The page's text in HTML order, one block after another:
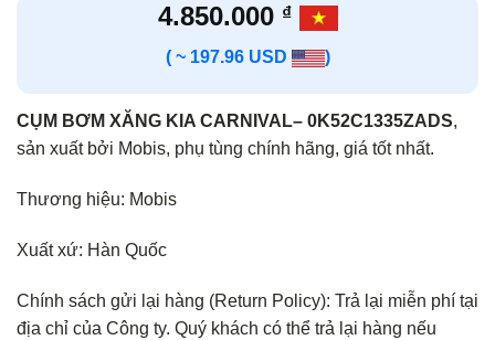
4.850.000 ₫
( ~ 197.96 USD )
CỤM BƠM XĂNG KIA CARNIVAL– 0K52C1335ZADS,
sản xuất bởi Mobis, phụ tùng chính hãng, giá tốt nhất.
Thương hiệu: Mobis
Xuất xứ: Hàn Quốc
Chính sách gửi lại hàng (Return Policy): Trả lại miễn phí tại
địa chỉ của Công ty. Quý khách có thể trả lại hàng nếu